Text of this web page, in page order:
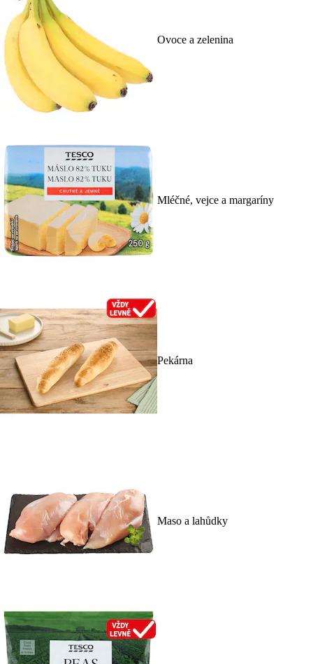
Ovoce a zelenina
Mléčné, vejce a margaríny
Pekárna
Maso a lahůdky